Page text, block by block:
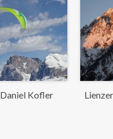
Daniel Kofler